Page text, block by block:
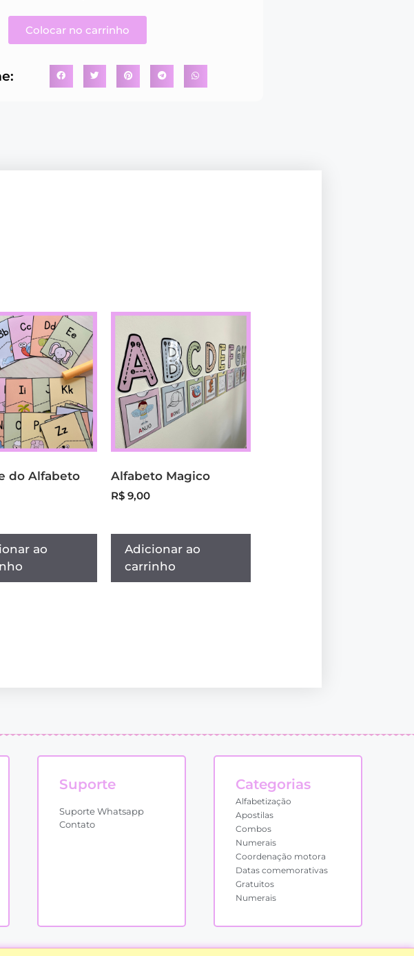
Colocar no carrinho
do Alfabeto
ao
Alfabeto Magico
R$ 9,00
Adicionar ao
carrinho
Suporte
Suporte Whatsapp
Contato
Categorias
Alfabetização
Apostilas
Combos
Numerais
Coordenação motora
Datas comemorativas
Gratuitos
Numerais